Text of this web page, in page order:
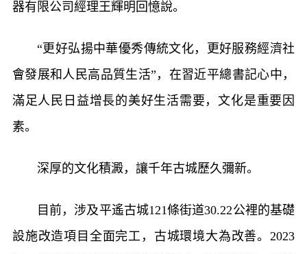
器有限公司經理王輝明回憶說。
“更好弘揚中華優秀傳統文化，更好服務經濟社
會發展和人民高品質生活”，在習近平總書記心中，
滿足人民日益增長的美好生活需要，文化是重要因
素。
深厚的文化積澱，讓千年古城歷久彌新。
目前，涉及平遙古城121條街道30.22公裡的基礎
設施改造項目全面完工，古城環境大為改善。2023